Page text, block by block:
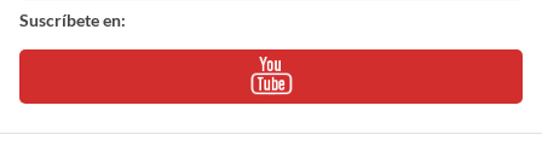
Suscríbete en: